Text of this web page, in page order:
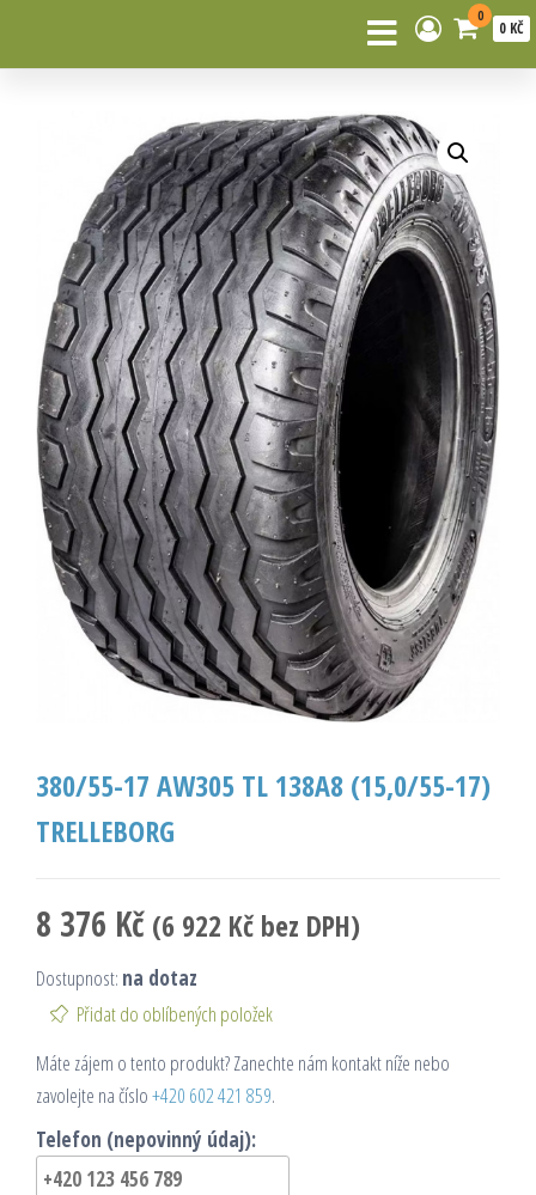
0
0 KČ
380/55-17 AW305 TL 138A8 (15,0/55-17)
TRELLEBORG
8 376 Kč (6 922 Kč bez DPH)
Dostupnost: na dotaz
Přidat do oblíbených položek
Máte zájem o tento produkt? Zanechte nám kontakt níže nebo
zavolejte na číslo+420 602 421 859.
Telefon (nepovinný údaj):